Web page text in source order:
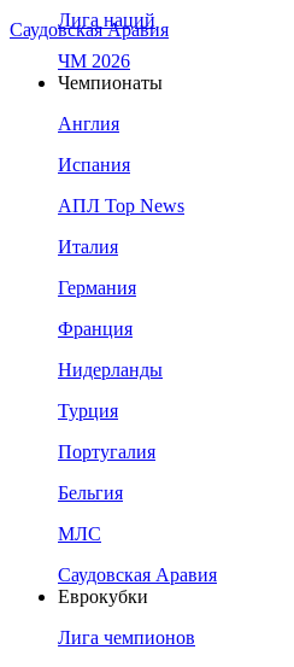
Саудовская Аравия
Лига наций
ЧМ 2026
Чемпионаты
Англия
Испания
АПЛ Top News
Италия
Германия
Франция
Нидерланды
Турция
Португалия
Бельгия
МЛС
Саудовская Аравия
Еврокубки
Лига чемпионов